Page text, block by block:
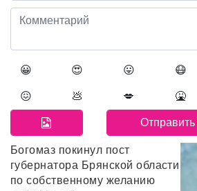
😀 😍 😛 😷
😖 💩 💋 🤮
Богомаз покинул пост
губернатора Брянской области
по собственному желанию